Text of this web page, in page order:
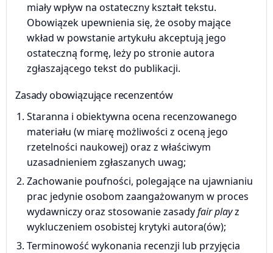
miały wpływ na ostateczny kształt tekstu.
Obowiązek upewnienia się, że osoby mające
wkład w powstanie artykułu akceptują jego
ostateczną formę, leży po stronie autora
zgłaszającego tekst do publikacji.
Zasady obowiązujące recenzentów
Staranna i obiektywna ocena recenzowanego
materiału (w miarę możliwości z oceną jego
rzetelności naukowej) oraz z właściwym
uzasadnieniem zgłaszanych uwag;
Zachowanie poufności, polegające na ujawnianiu
prac jedynie osobom zaangażowanym w proces
wydawniczy oraz stosowanie zasadyfair playz
wykluczeniem osobistej krytyki autora(ów);
Terminowość wykonania recenzji lub przyjęcia